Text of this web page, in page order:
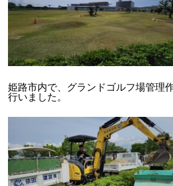
姫路市内で、グランドゴルフ場管理
行いました。